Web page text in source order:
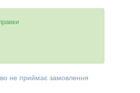
не приймає замовлення